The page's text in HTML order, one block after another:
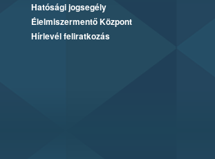
Hatósági jogsegély
Élelmiszermentő Központ
Hírlevél feliratkozás